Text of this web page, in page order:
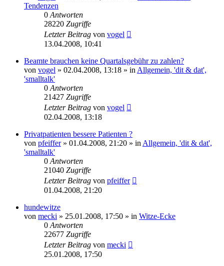
Tendenzen
0 Antworten
28220 Zugriffe
Letzter Beitrag von vogel
13.04.2008, 10:41
Beamte brauchen keine Quartalsgebühr zu zahlen?
von vogel » 02.04.2008, 13:18 » in Allgemein, 'dit & dat',
'smalltalk'
0 Antworten
21427 Zugriffe
Letzter Beitrag von vogel
02.04.2008, 13:18
Privatpatienten bessere Patienten ?
von pfeiffer» 01.04.2008, 21:20 » in Allgemein, 'dit & dat',
'smalltalk'
0 Antworten
21040 Zugriffe
Letzter Beitrag von pfeiffer
01.04.2008, 21:20
hundewitze
von mecki » 25.01.2008, 17:50 » in Witze-Ecke
0 Antworten
22677 Zugriffe
Letzter Beitrag von mecki
25.01.2008, 17:50